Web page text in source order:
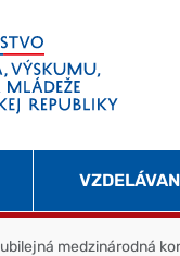
medzinárodná